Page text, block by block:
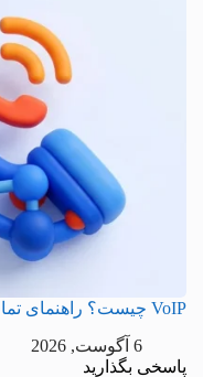
VoIP چیست؟ راهنمای تماس اینترنتی در 2026
6 آگوست, 2026
پاسخی بگذارید